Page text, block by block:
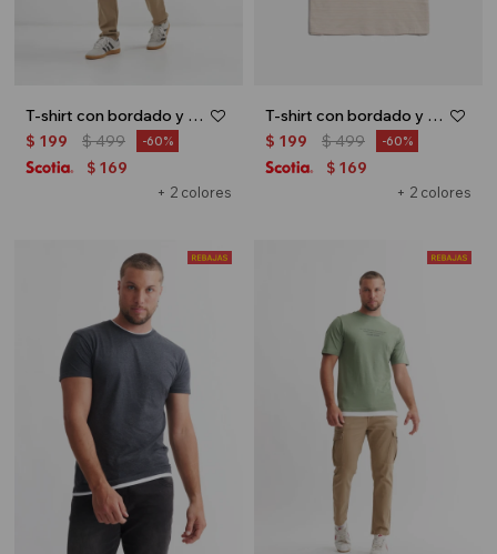
T-shirt con bordado y textura - Crudo
+ 2 colores
$ 199 $499 60
$ 169
T-shirt con bordado y textura - Beige
+ 2 colores
$ 199 $499 60
$ 169